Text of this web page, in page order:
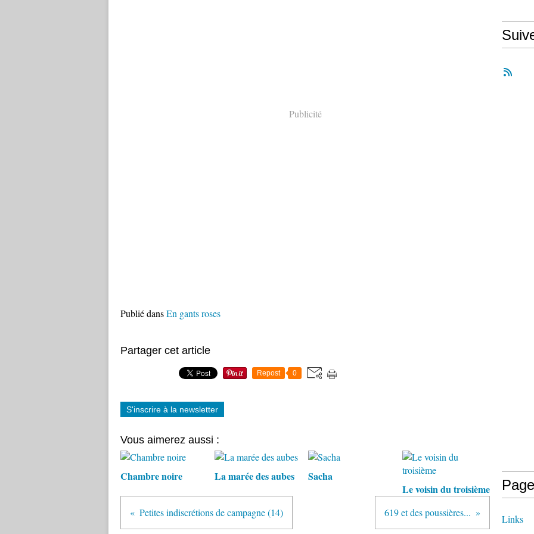
Publicité
Publié dansEn gants roses
Partager cet article
Repost 0
S'inscrire à la newsletter
Vous aimerez aussi :
Chambre noire La marée des aubes
Sacha
Le voisin du troisième
Petites indiscrétions de campagne (14) 619 et des poussières...
Links